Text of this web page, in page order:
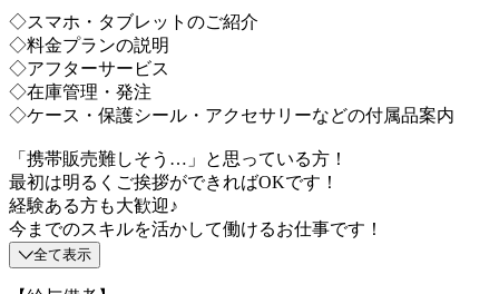
◇スマホ・タブレットのご紹介
◇料金プランの説明
◇アフターサービス
◇在庫管理・発注
◇ケース・保護シール・アクセサリーなどの付属品案内
「携帯販売難しそう…」と思っている方！
最初は明るくご挨拶ができればOKです！
経験ある方も大歓迎♪
今までのスキルを活かして働けるお仕事です！
全て表示